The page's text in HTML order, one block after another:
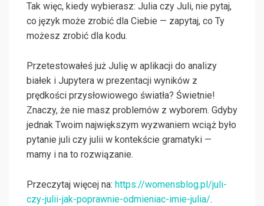
Tak więc, kiedy wybierasz: Julia czy Juli, nie pytaj,
co język może zrobić dla Ciebie — zapytaj, co Ty
możesz zrobić dla kodu.
Przetestowałeś już Julię w aplikacji do analizy
białek i Jupytera w prezentacji wyników z
prędkości przysłowiowego światła? Świetnie!
Znaczy, że nie masz problemów z wyborem. Gdyby
jednak Twoim największym wyzwaniem wciąż było
pytanie juli czy julii w kontekście gramatyki —
mamy i na to rozwiązanie.
Przeczytaj więcej na: https://womensblog.pl/juli-
czy-julii-jak-poprawnie-odmieniac-imie-julia/.